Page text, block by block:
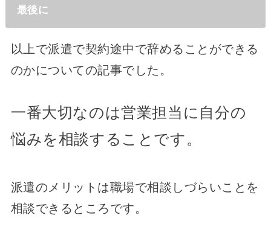
最後に
以上で派遣で契約途中で辞めることができる
のかについての記事でした。
一番大切なのは営業担当に自分の
悩みを相談することです。
派遣のメリットは職場で相談しづらいことを
相談できるところです。